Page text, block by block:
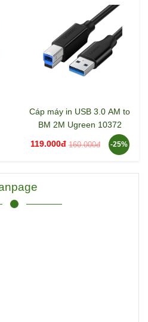
Cáp máy in USB 3.0 AM to
BM 2M Ugreen 10372
119.000đ 160.000đ -25%